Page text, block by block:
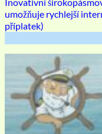
umožňuje rychlejší
příplatek)